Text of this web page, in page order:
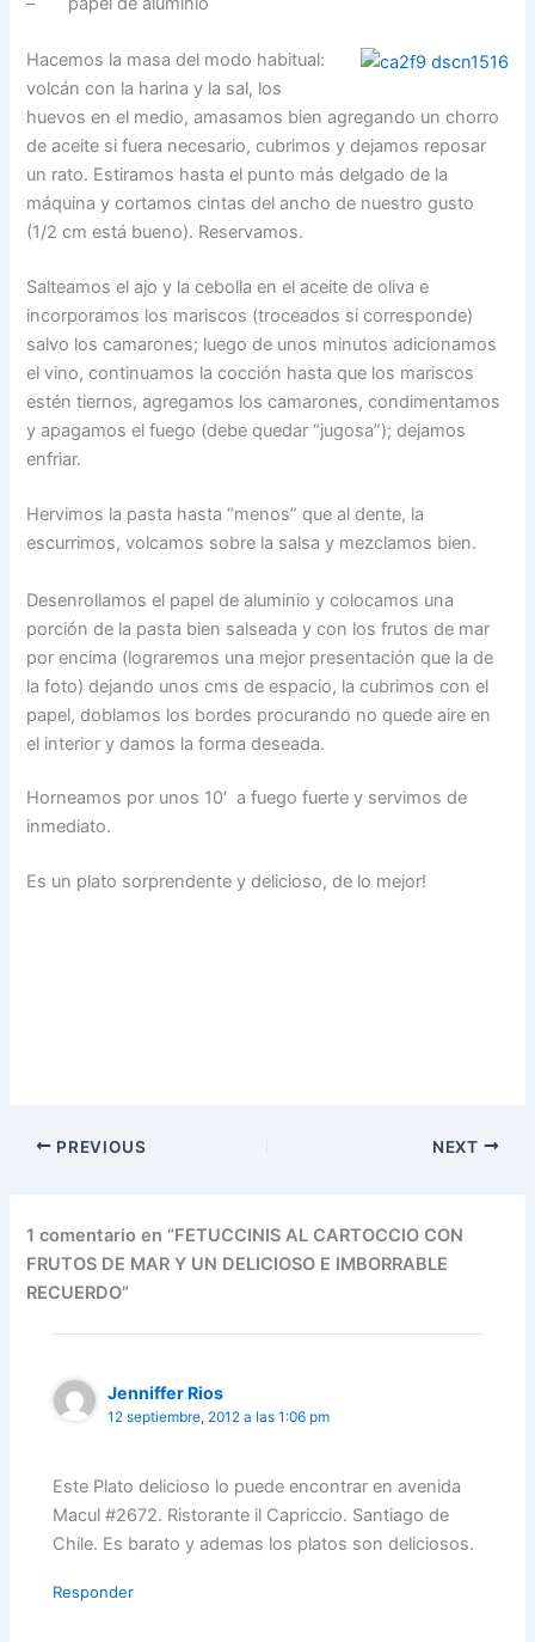
Hacemos la masa del modo habitual:
volcán con la harina y la sal, los
huevos en el medio, amasamos bien agregando un chorro
de aceite si fuera necesario, cubrimos y dejamos reposar
un rato. Estiramos hasta el punto más delgado de la
máquina y cortamos cintas del ancho de nuestro gusto
(1/2 cm está bueno). Reservamos.
Salteamos el ajo y la cebolla en el aceite de oliva e
incorporamos los mariscos (troceados si corresponde)
salvo los camarones; luego de unos minutos adicionamos
el vino, continuamos la cocción hasta que los mariscos
estén tiernos, agregamos los camarones, condimentamos
y apagamos el fuego (debe quedar “jugosa”); dejamos
enfriar.
Hervimos la pasta hasta “menos” que al dente, la
escurrimos, volcamos sobre la salsa y mezclamos bien.
Desenrollamos el papel de aluminio y colocamos una
porción de la pasta bien salseada y con los frutos de mar
por encima (lograremos una mejor presentación que la de
la foto) dejando unos cms de espacio, la cubrimos con el
papel, doblamos los bordes procurando no quede aire en
el interior y damos la forma deseada.
Horneamos por unos 10′ a fuego fuerte y servimos de
inmediato.
Es un plato sorprendente y delicioso, de lo mejor!
PREVIOUS NEXT
1 comentario en “FETUCCINIS AL CARTOCCIO CON
FRUTOS DE MAR Y UN DELICIOSO E IMBORRABLE
RECUERDO”
Jenniffer Rios
12 septiembre, 2012 a las 1:06 pm
Este Plato delicioso lo puede encontrar en avenida
Macul #2672. Ristorante il Capriccio. Santiago de
Chile. Es barato y ademas los platos son deliciosos.
Responder